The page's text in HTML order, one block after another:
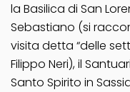
la Basilica di San
Sebastiano (si
visita detta “delle
Filippo Neri), il
Santo Spirito in